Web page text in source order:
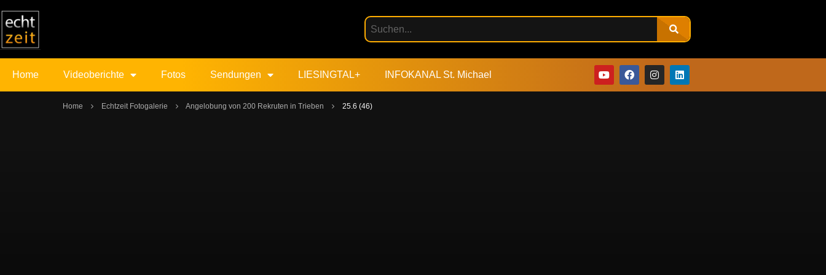
Home Videoberichte Fotos Sendungen LIESINGTAL+ INFOKANAL St. Michael
Home Echtzeit Fotogalerie Angelobung von 200 Rekruten in Trieben 25.6 (46)